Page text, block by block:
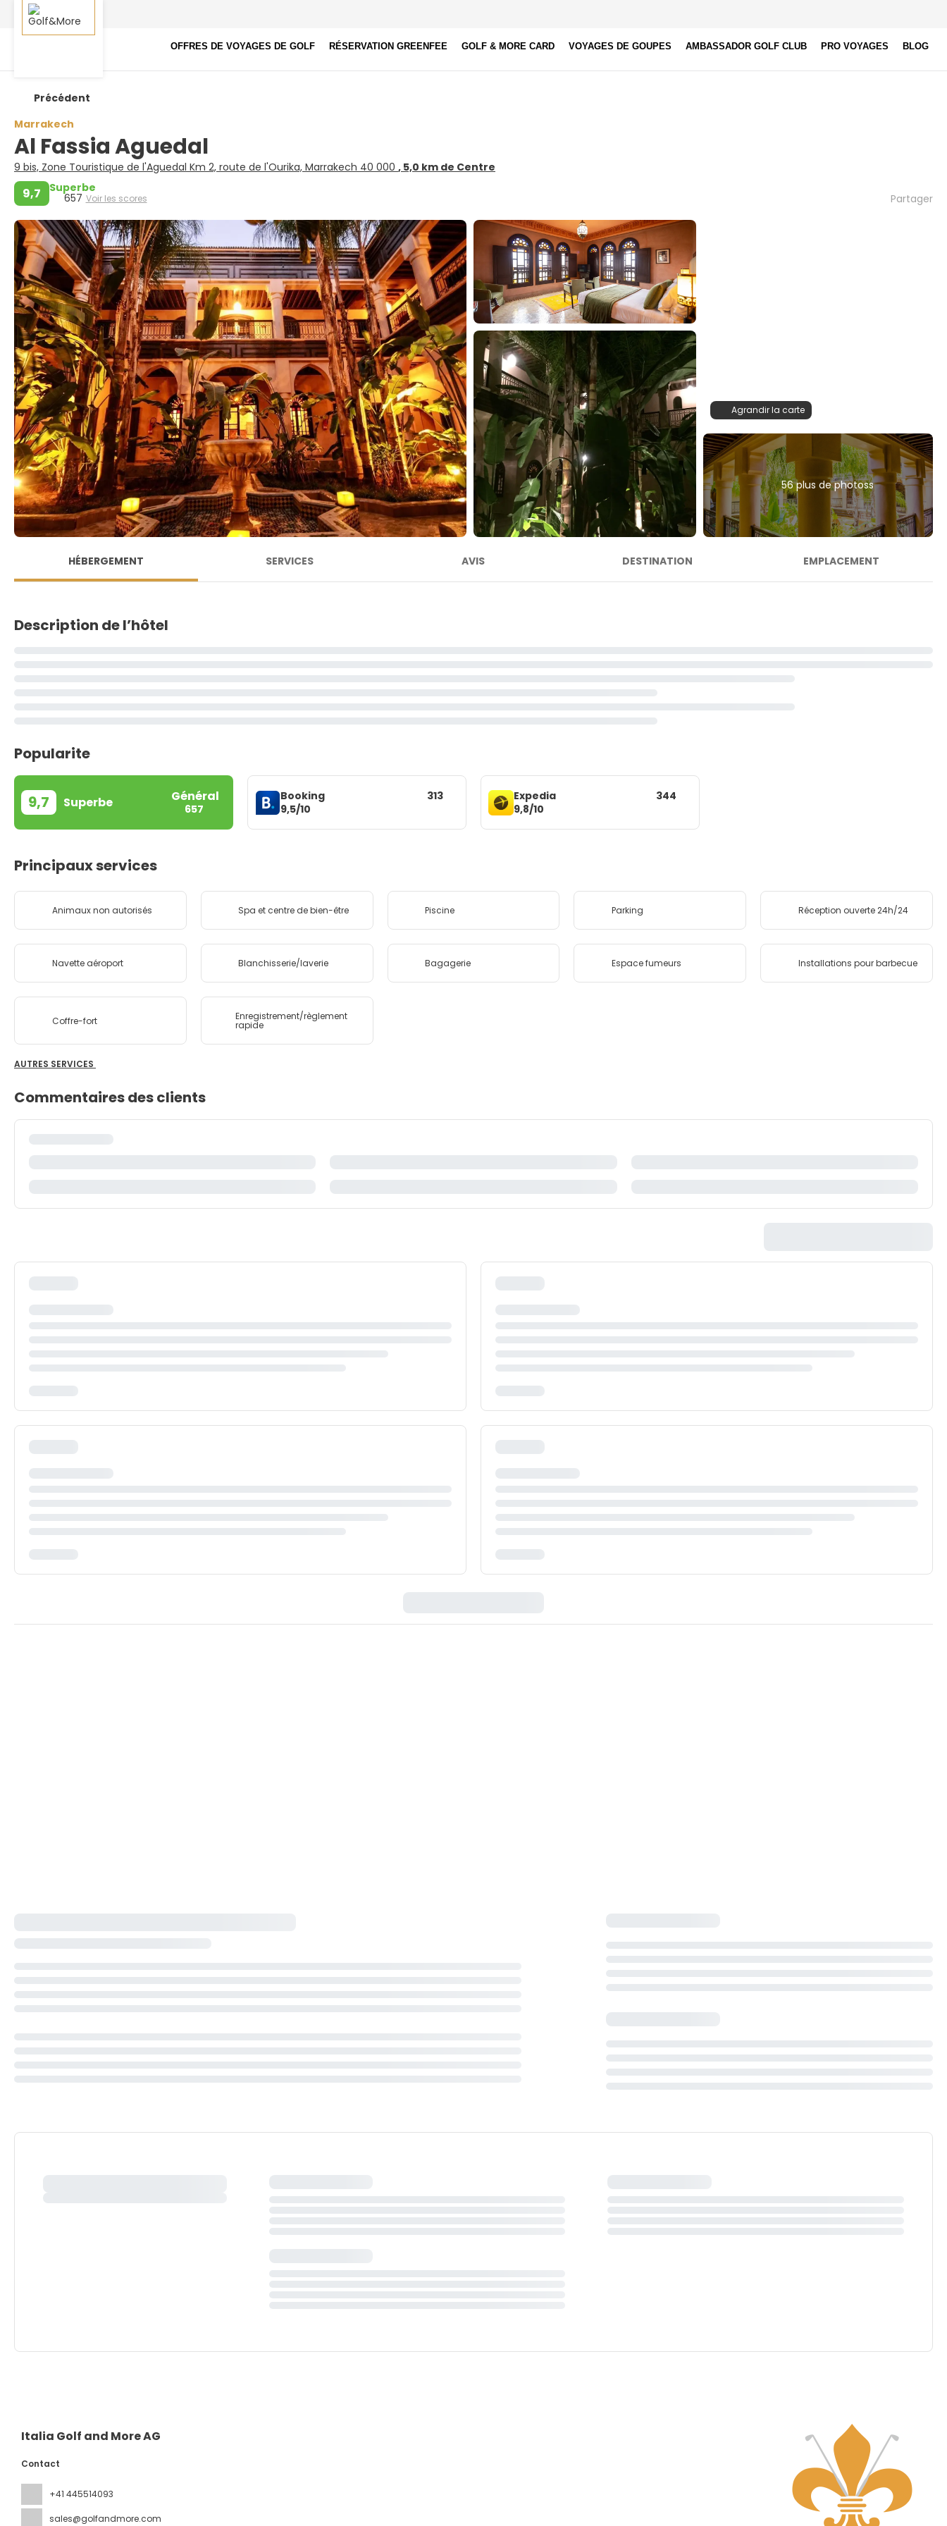
OFFRES DE VOYAGES DE GOLF RÉSERVATION GREENFEE GOLF & MORE CARD VOYAGES DE GOUPES AMBASSADOR GOLF CLUB PRO VOYAGES BLOG
Précédent
Marrakech
Al Fassia Aguedal
9 bis, Zone Touristique de l'Aguedal Km 2, route de l'Ourika, Marrakech 40 000 , 5,0 km de Centre
9,7 Superbe
657 Voir les scores Partager
Agrandir la carte
56 plus de photoss
HÉBERGEMENT SERVICES AVIS DESTINATION EMPLACEMENT
Description de l’hôtel
Popularite
9,7 Superbe Général
657
Booking
9,5/10
313
Expedia
9,8/10
344
Principaux services
Animaux non autorisés Spa et centre de bien-être Piscine Parking Réception ouverte 24h/24
Navette aéroport Blanchisserie/laverie Bagagerie Espace fumeurs Installations pour barbecue
Coffre-fort Enregistrement/règlement
rapide
AUTRES SERVICES
Commentaires des clients
Italia Golf and More AG
Contact
+41 445514093
sales@golfandmore.com